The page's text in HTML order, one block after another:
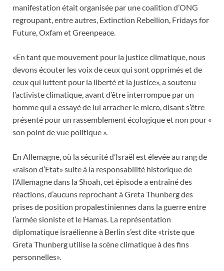
manifestation était organisée par une coalition d’ONG
regroupant, entre autres, Extinction Rebellion, Fridays for
Future, Oxfam et Greenpeace.
«En tant que mouvement pour la justice climatique, nous
devons écouter les voix de ceux qui sont opprimés et de
ceux qui luttent pour la liberté et la justice», a soutenu
l’activiste climatique, avant d’être interrompue par un
homme qui a essayé de lui arracher le micro, disant s’être
présenté pour un rassemblement écologique et non pour «
son point de vue politique ».
En Allemagne, où la sécurité d’Israël est élevée au rang de
«raison d’Etat» suite à la responsabilité historique de
l’Allemagne dans la Shoah, cet épisode a entraîné des
réactions, d’aucuns reprochant à Greta Thunberg des
prises de position propalestiniennes dans la guerre entre
l’armée sioniste et le Hamas. La représentation
diplomatique israélienne à Berlin s’est dite «triste que
Greta Thunberg utilise la scène climatique à des fins
personnelles».